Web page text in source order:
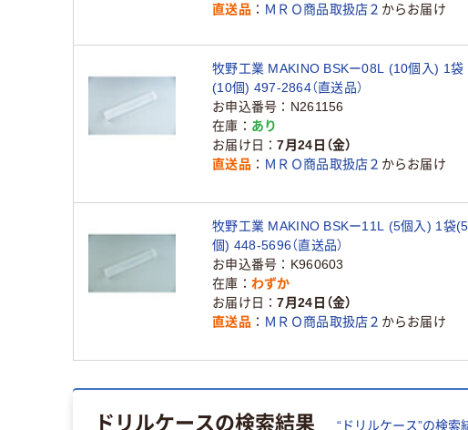
直送品
ＭＲＯ商品取扱店２ からお届け
牧野工業 MAKINO BSKー08L (10個入) 1袋
(10個) 497-2864（直送品）
お申込番号
N261156
在庫
あり
お届け日
7月24日（金）
直送品
ＭＲＯ商品取扱店２ からお届け
牧野工業 MAKINO BSKー11L (5個入) 1袋(5
個) 448-5696（直送品）
お申込番号
K960603
在庫
わずか
お届け日
7月24日（金）
直送品
ＭＲＯ商品取扱店２ からお届け
ドリルケースの検索結果 “ ドリルケース”の検索